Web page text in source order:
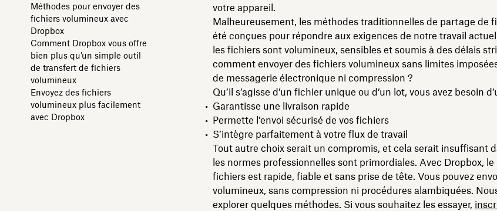
Méthodes pour envoyer des
fichiers volumineux avec
Dropbox
Comment Dropbox vous offre
bien plus qu’un simple outil
de transfert de fichiers
volumineux
Envoyez des fichiers
volumineux plus facilement
avec Dropbox
votre appareil.
Malheureusement, les méthodes traditionnelles de partage de
été conçues pour répondre aux exigences de notre travail
les fichiers sont volumineux, sensibles et soumis à des délais
comment envoyer des fichiers volumineux sans limites
de messagerie électronique ni compression ?
Qu’il s’agisse d’un fichier unique ou d’un lot, vous avez besoin
Garantisse une livraison rapide
Permette l’envoi sécurisé de vos fichiers
S’intègre parfaitement à votre flux de travail
Tout autre choix serait un compromis, et cela serait insuffisant
les normes professionnelles sont primordiales. Avec Dropbox,
fichiers est rapide, fiable et sans prise de tête. Vous pouvez
volumineux, sans compression ni procédures alambiquées.
explorer quelques méthodes. Si vous souhaitez les essayer,